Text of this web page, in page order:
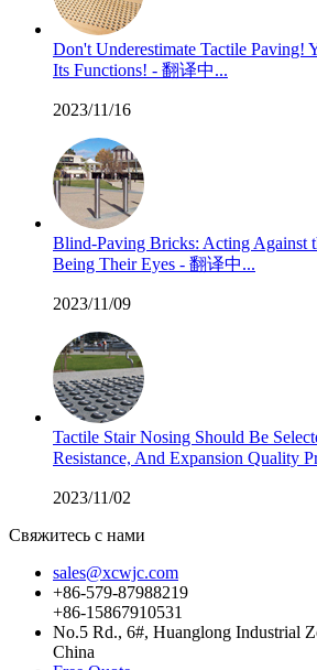
Don't Underestimate Tactile
Its Functions! - 翻译中...
2023/11/16
Blind-Paving Bricks: Acting Against
Being Their Eyes - 翻译中...
2023/11/09
Tactile Stair Nosing Should Be
Resistance, And Expansion Quality
2023/11/02
Свяжитесь с нами
sales@xcwjc.com
+86-579-87988219
+86-15867910531
No.5 Rd., 6#, Huanglong Industrial
China